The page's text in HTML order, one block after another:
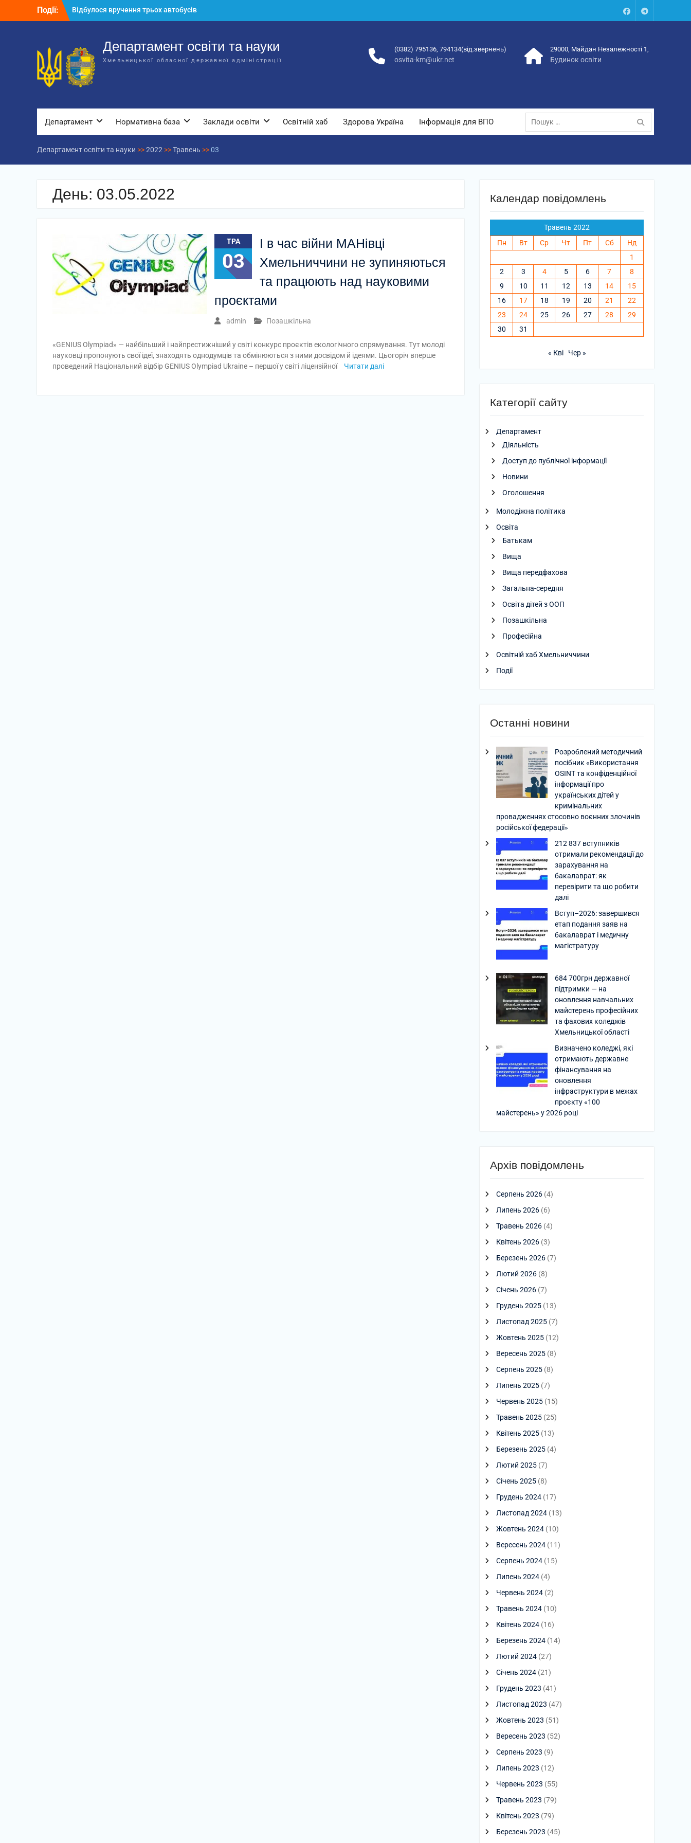
Події:
Відбулося вручення трьох автобусів
для потреб закладів освіти
Департаменту освіти та науки обласної
державної адміністрації
Відбулась обласна нарада для
відповідальних за національно-
патріотичне виховання
FacebookTalegram
Департамент освіти та науки
Хмельницької обласної державної адміністрації
(0382) 795136, 794134(від.звернень)
osvita-km@ukr.net
29000, Майдан Незалежності 1,
Будинок освіти
Департамент Нормативна база Заклади освіти Освітній хаб Здорова Україна Інформація для ВПО
Пошук:
Департамент освіти та науки >>2022 >>Травень >>03
День: 03.05.2022
ТРА
03
І в час війни МАНівці
Хмельниччини не зупиняються
та працюють над науковими
проєктами
admin Позашкільна
«GENIUS Olympiad» — найбільший і найпрестижніший у світі конкурс проєктів екологічного спрямування. Тут молоді
науковці пропонують свої ідеї, знаходять однодумців та обмінюються з ними досвідом й ідеями. Цьогоріч вперше
проведений Національний відбір GENIUS Olympiad Ukraine – першої у світі ліцензійної
Читати далі
Календар повідомлень
Травень 2022
Пн
Вт Ср Чт Пт Сб
Нд
1
2
3 4 5 6 7
8
9
10 11 12 13 14
15
16
17 18 19 20 21
22
23
24 25 26 27 28
29
30
31
« Кві Чер »
Категорії сайту
Департамент
Діяльність
Доступ до публічної інформації
Новини
Оголошення
Молодіжна політика
Освіта
Батькам
Вища
Вища передфахова
Загальна-середня
Освіта дітей з ООП
Позашкільна
Професійна
Освітній хаб Хмельниччини
Події
Останні новини
Розроблений методичний
посібник «Використання
OSINT та конфіденційної
інформації про
українських дітей у
кримінальних
провадженнях стосовно воєнних злочинів
російської федерації»
212 837 вступників
отримали рекомендації до
зарахування на
бакалаврат: як
перевірити та що робити
далі
Вступ–2026: завершився
етап подання заяв на
бакалаврат і медичну
магістратуру
684 700грн державної
підтримки — на
оновлення навчальних
майстерень професійних
та фахових коледжів
Хмельницької області
Визначено коледжі, які
отримають державне
фінансування на
оновлення
інфраструктури в межах
проєкту «100
майстерень» у 2026 році
Архів повідомлень
Серпень 2026 (4)
Липень 2026 (6)
Травень 2026 (4)
Квітень 2026 (3)
Березень 2026 (7)
Лютий 2026 (8)
Січень 2026 (7)
Грудень 2025 (13)
Листопад 2025 (7)
Жовтень 2025 (12)
Вересень 2025 (8)
Серпень 2025 (8)
Липень 2025 (7)
Червень 2025 (15)
Травень 2025 (25)
Квітень 2025 (13)
Березень 2025 (4)
Лютий 2025 (7)
Січень 2025 (8)
Грудень 2024 (17)
Листопад 2024 (13)
Жовтень 2024 (10)
Вересень 2024 (11)
Серпень 2024 (15)
Липень 2024 (4)
Червень 2024 (2)
Травень 2024 (10)
Квітень 2024 (16)
Березень 2024 (14)
Лютий 2024 (27)
Січень 2024 (21)
Грудень 2023 (41)
Листопад 2023 (47)
Жовтень 2023 (51)
Вересень 2023 (52)
Серпень 2023 (9)
Липень 2023 (12)
Червень 2023 (55)
Травень 2023 (79)
Квітень 2023 (79)
Березень 2023 (45)